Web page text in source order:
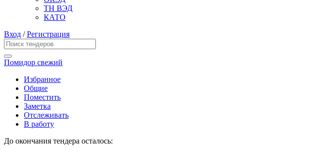
ТН ВЭД
КАТО
Вход /Регистрация
Помидор свежий
Избранное
Общие
Поместить
Заметка
Отслеживать
В работу
До окончания тендера осталось: